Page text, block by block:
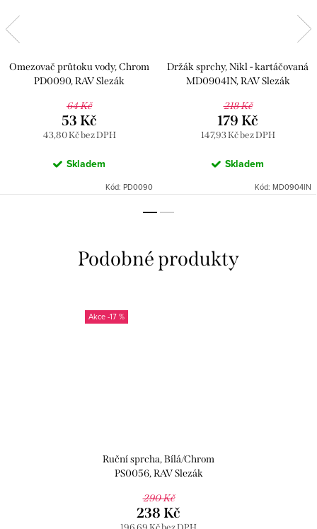
Omezovač průtoku vody, Chrom
PD0090, RAV Slezák
64 Kč
43,80 Kč bez DPH
53 Kč
Skladem
Kód: PD0090
Držák sprchy, Nikl - kartáčovaná
MD0904IN, RAV Slezák
218 Kč
147,93 Kč bez DPH
179 Kč
Skladem
Kód: MD0904IN
-17 %
Ruční sprcha, Bílá/Chrom
PS0056, RAV Slezák
290 Kč
238 Kč